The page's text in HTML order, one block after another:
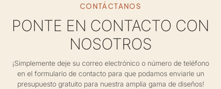
CONTÁCTANOS
PONTE EN CONTACTO CON
NOSOTROS
¡Simplemente deje su correo electrónico o número de teléfono
en el formulario de contacto para que podamos enviarle un
presupuesto gratuito para nuestra amplia gama de diseños!